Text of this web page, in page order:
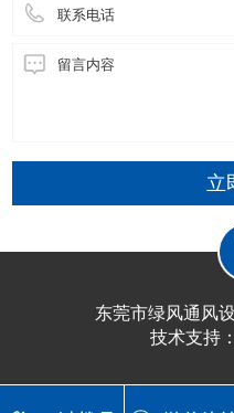
立
东莞市绿风通风
技术支持：